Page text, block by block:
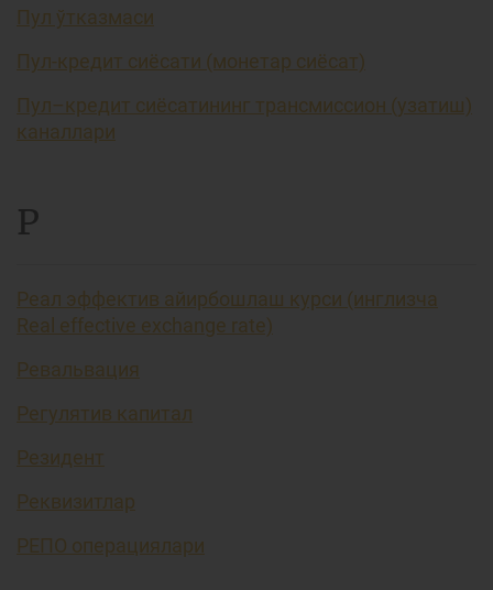
Пул ўтказмаси
Пул-кредит сиёсати (монетар сиёсат)
Пул–кредит сиёсатининг трансмиссион (узатиш)
каналлари
Р
Реал эффектив айирбошлаш курси (инглизча
Real effective exchange rate)
Ревальвация
Регулятив капитал
Резидент
Реквизитлар
РЕПО операциялари